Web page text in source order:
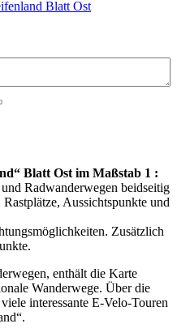
Blatt Ost im Maßstab 1 :
Radwanderwegen beidseitig
Aussichtspunkte und
Zusätzlich
enthält die Karte
Wanderwege. Über die
interessante E-Velo-Touren